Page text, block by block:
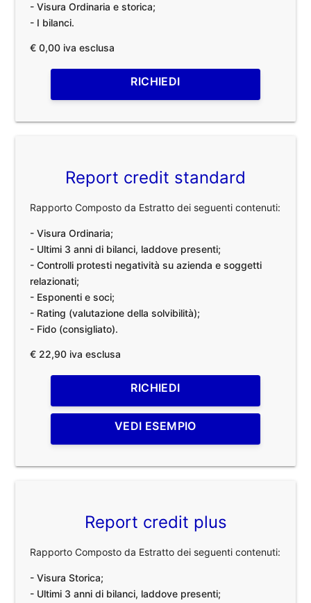
- Visura Ordinaria e storica;
- I bilanci.
€ 0,00 iva esclusa
RICHIEDI
Report credit standard
Rapporto Composto da Estratto dei seguenti contenuti:
- Visura Ordinaria;
- Ultimi 3 anni di bilanci, laddove presenti;
- Controlli protesti negatività su azienda e soggetti
relazionati;
- Esponenti e soci;
- Rating (valutazione della solvibilità);
- Fido (consigliato).
€ 22,90 iva esclusa
RICHIEDI
VEDI ESEMPIO
Report credit plus
Rapporto Composto da Estratto dei seguenti contenuti:
- Visura Storica;
- Ultimi 3 anni di bilanci, laddove presenti;